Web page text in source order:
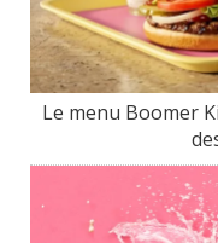
Le menu Boomer